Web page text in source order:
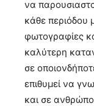
να
κάθε περιόδου
φωτογραφίες
καλύτερη
σε
επιθυμεί να
και σε